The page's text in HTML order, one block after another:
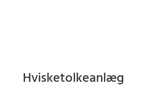
Hvisketolkeanlæg